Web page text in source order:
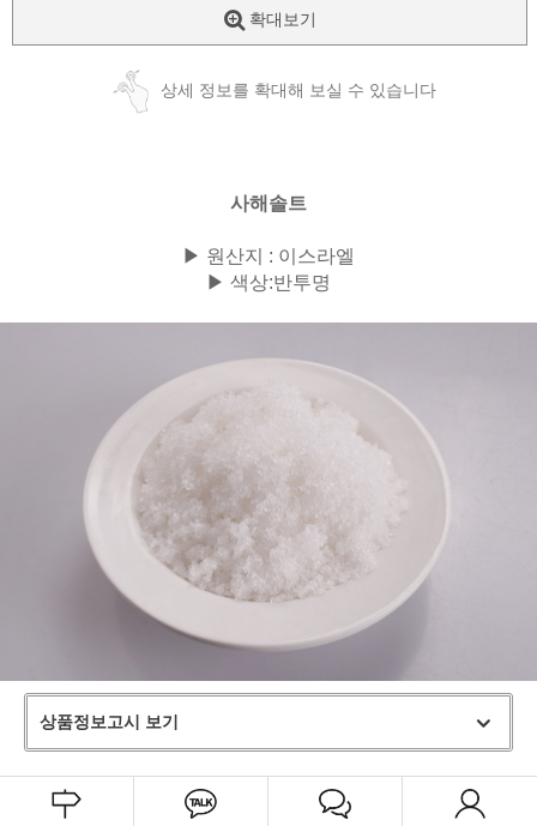
확대보기
상세 정보를 확대해 보실 수 있습니다
사해솔트
▶ 원산지 : 이스라엘
▶ 색상:반투명
상품정보고시 보기